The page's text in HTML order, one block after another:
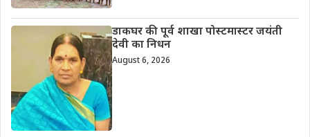
डाकघर की पूर्व शाखा पोस्टमास्टर जयंती
देवी का निधन
August 6, 2026